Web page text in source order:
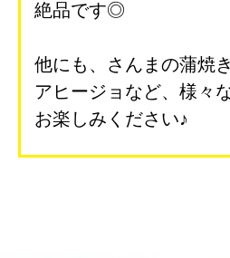
絶品です◎
他にも、さんまの蒲焼
アヒージョなど、様々
お楽しみください♪